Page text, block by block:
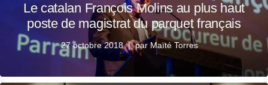
Le catalan François Molins au plus haut
poste de magistrat du parquet français
27 octobre 2018 par Maïté Torres